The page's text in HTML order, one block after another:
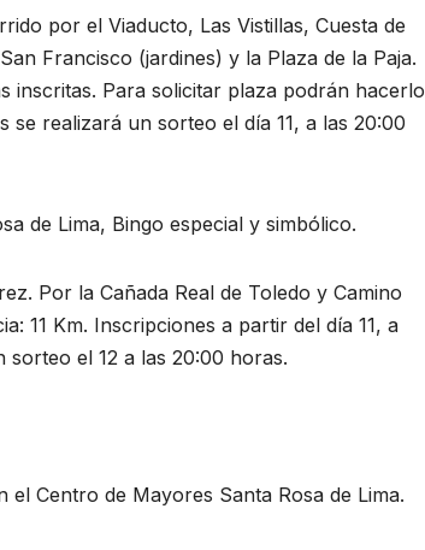
por el Viaducto, Las Vistillas, Cuesta de
Francisco (jardines) y la Plaza de la Paja.
inscritas. Para solicitar plaza podrán hacerlo
se realizará un sorteo el día 11, a las 20:00
de Lima, Bingo especial y simbólico.
Por la Cañada Real de Toledo y Camino
11 Km. Inscripciones a partir del día 11, a
sorteo el 12 a las 20:00 horas.
Centro de Mayores Santa Rosa de Lima.